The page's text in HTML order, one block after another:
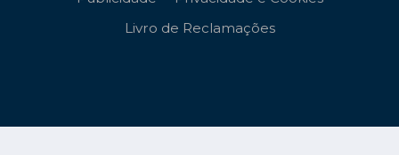
Livro de Reclamações